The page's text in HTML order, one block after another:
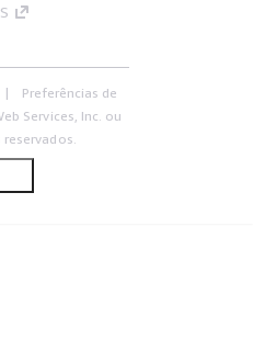
Preferências de
Services, Inc. ou